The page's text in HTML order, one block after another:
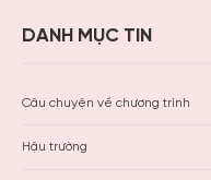
DANH MỤC TIN
Câu chuyện về chương trình
Hậu trường